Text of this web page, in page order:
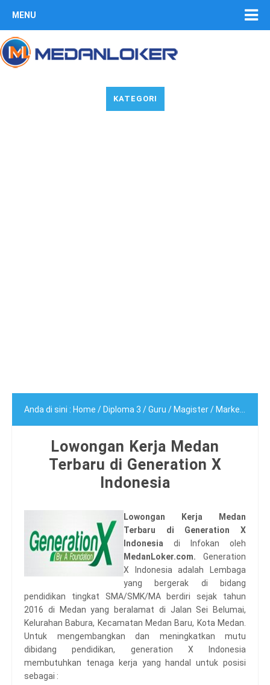
MENU
KATEGORI
Anda di sini : Home / Diploma 3 /Guru / Magister/ Marketing
Lowongan Kerja Medan
Terbaru di Generation X
Indonesia
Lowongan Kerja Medan
Terbaru di Generation X
Indonesia di Infokan oleh
MedanLoker.com. Generation
X Indonesia adalah Lembaga
yang bergerak di bidang
pendidikan tingkat SMA/SMK/MA berdiri sejak tahun
2016 di Medan yang beralamat di Jalan Sei Belumai,
Kelurahan Babura, Kecamatan Medan Baru, Kota Medan.
Untuk mengembangkan dan meningkatkan mutu
dibidang pendidikan, generation X Indonesia
membutuhkan tenaga kerja yang handal untuk posisi
sebagai :